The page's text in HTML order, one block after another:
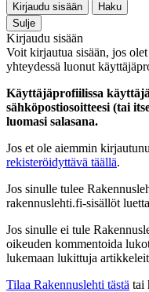
Kirjaudu sisään
Haku
Sulje
Kirjaudu sisään
Voit kirjautua sisään, jos
yhteydessä luonut
Käyttäjäprofiilissa
sähköpostiosoitteesi (tai
luomasi salasana.
Jos et ole aiemmin
rekisteröidyttävä täällä.
Jos sinulle tulee
rakennuslehti.fi-sisällöt
Jos sinulle ei tule
oikeuden kommentoida
lukemaan lukittuja
Tilaa Rakennuslehti tästä tai